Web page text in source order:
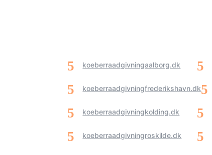
koeberraadgivningaalborg.dk
koeberraadgivningfrederikshavn.dk
koeberraadgivningkolding.dk
koeberraadgivningroskilde.dk